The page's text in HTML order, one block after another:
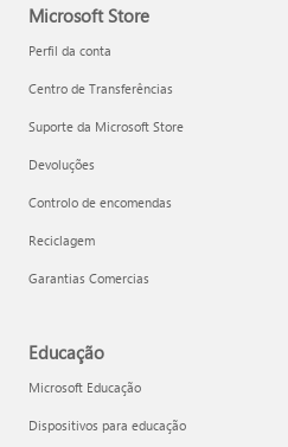
Microsoft Store
Perfil da conta
Centro de Transferências
Suporte da Microsoft Store
Devoluções
Controlo de encomendas
Reciclagem
Garantias Comercias
Educação
Microsoft Educação
Dispositivos para educação